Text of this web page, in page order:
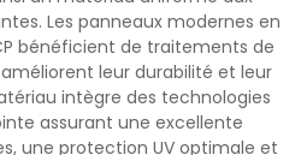
Les panneaux modernes en
bénéficient de traitements de
leur durabilité et leur
intègre des technologies
assurant une excellente
une protection UV optimale et